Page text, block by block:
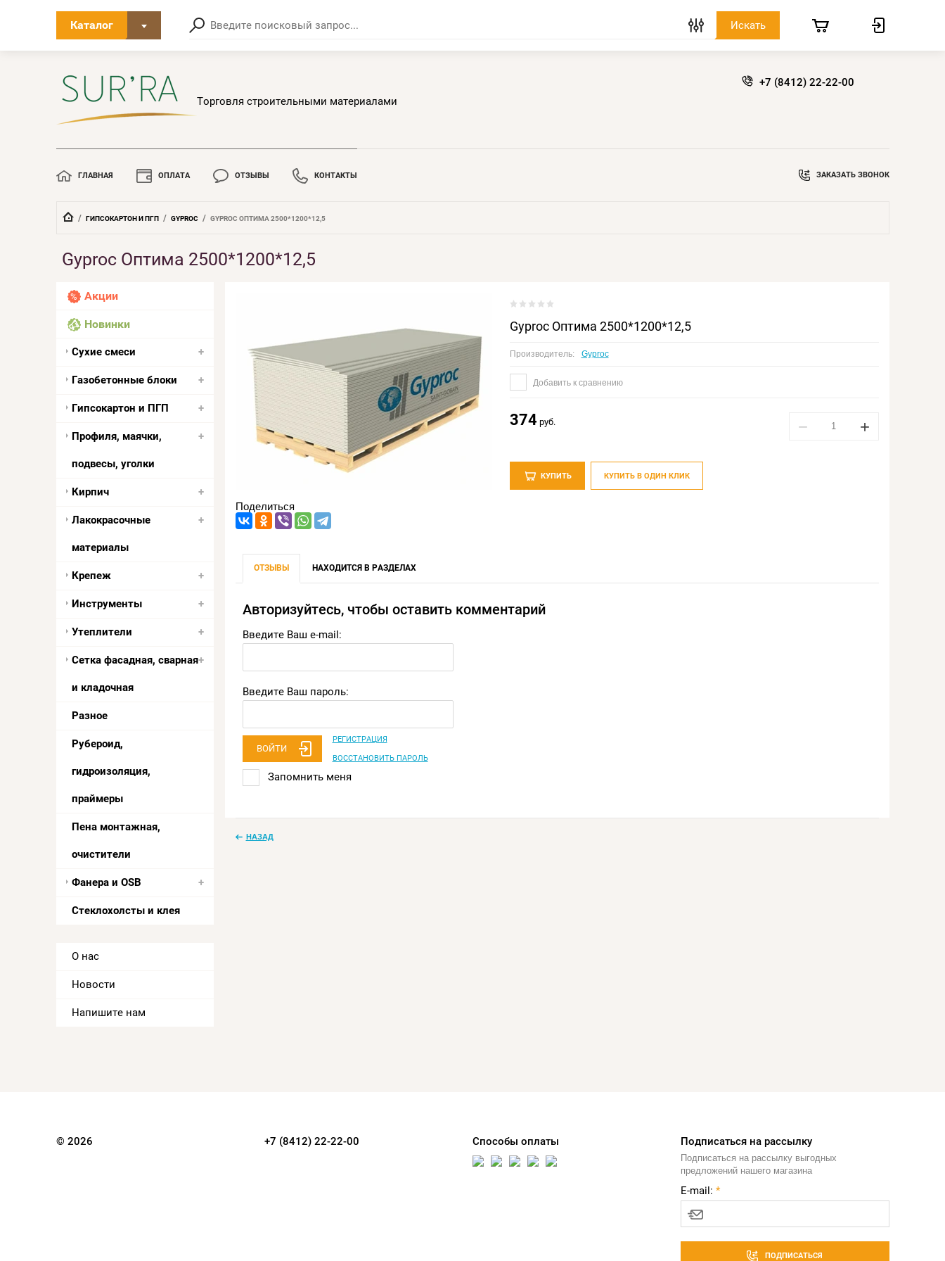
Каталог
Торговля строительными материалами
+7 (8412) 22-22-00
ГЛАВНАЯ ОПЛАТА ОТЗЫВЫ КОНТАКТЫ ЗАКАЗАТЬ ЗВОНОК
  /
ГИПСОКАРТОН И ПГП
  /
GYPROC
  /
GYPROC ОПТИМА 2500*1200*12,5
Gyproc Оптима 2500*1200*12,5
Акции
Новинки
Сухие смеси
Газобетонные блоки
Гипсокартон и ПГП
Профиля, маячки,
подвесы, уголки
Кирпич
Лакокрасочные
материалы
Крепеж
Инструменты
Утеплители
Сетка фасадная, сварная
и кладочная
Разное
Рубероид,
гидроизоляция,
праймеры
Пена монтажная,
очистители
Фанера и OSB
Стеклохолсты и клея
О нас
Новости
Напишите нам
Поделиться
Gyproc Оптима 2500*1200*12,5
Производитель: Gyproc
Добавить к сравнению
374 руб. − +
КУПИТЬ КУПИТЬ В ОДИН КЛИК
ОТЗЫВЫ НАХОДИТСЯ В РАЗДЕЛАХ
Авторизуйтесь, чтобы оставить комментарий
Введите Ваш e-mail:
Введите Ваш пароль:
ВОЙТИ
РЕГИСТРАЦИЯ
ВОССТАНОВИТЬ ПАРОЛЬ
Запомнить меня
НАЗАД
© 2026 +7 (8412) 22-22-00 Способы оплаты Подписаться на рассылку
Подписаться на рассылку выгодных
предложений нашего магазина
E-mail:*
ПОДПИСАТЬСЯ